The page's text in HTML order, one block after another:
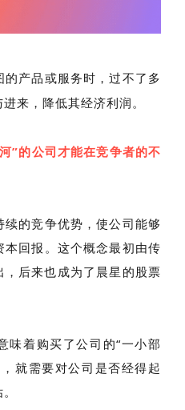
产品或服务时，过不了多
来，降低其经济利润。
”的公司才能在竞争者的不
的竞争优势，使公司能够
回报。这个概念最初由传
后来也成为了晨星的股票
味着购买了公司的“一小部
就需要对公司是否经得起